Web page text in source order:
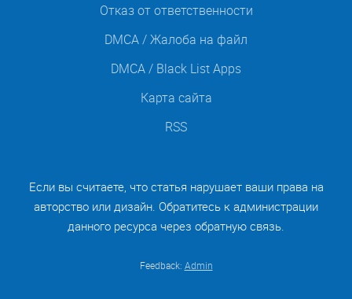
Отказ от ответственности
DMCA / Жалоба на файл
DMCA / Black List Apps
Карта сайта
RSS
Если вы считаете, что статья нарушает ваши права на
авторство или дизайн. Обратитесь к администрации
данного ресурса через обратную связь.
Feedback: Admin